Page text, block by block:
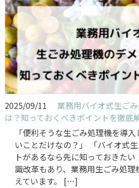
2025/09/11
業務用バイオ式生ご
は？知っておくべきポイントを徹底
「便利そうな生ごみ処理機を導
いことだけなの？」 「バイオ式
トがあるなら先に知っておきた
識改革もあり、業務用生ごみ処
えています。 […]